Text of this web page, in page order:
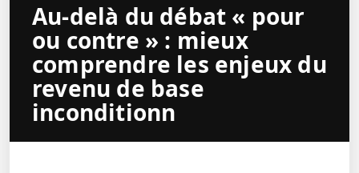
Au-delà du débat « pour
ou contre » : mieux
comprendre les enjeux du
revenu de base
inconditionn